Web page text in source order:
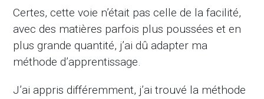
Certes, cette voie n’était pas celle de la facilité,
avec des matières parfois plus poussées et en
plus grande quantité, j’ai dû adapter ma
méthode d’apprentissage.
J’ai appris différemment, j’ai trouvé la méthode